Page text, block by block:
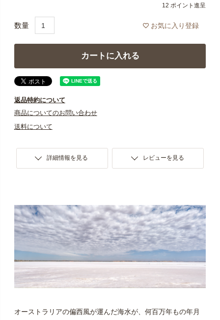
12 ポイント進呈
お気に入り登録
カートに入れる
返品特約について
商品についてのお問い合わせ
送料について
詳細情報を見る レビューを見る
オーストラリアの偏西風が運んだ海水が、何百万年もの年月